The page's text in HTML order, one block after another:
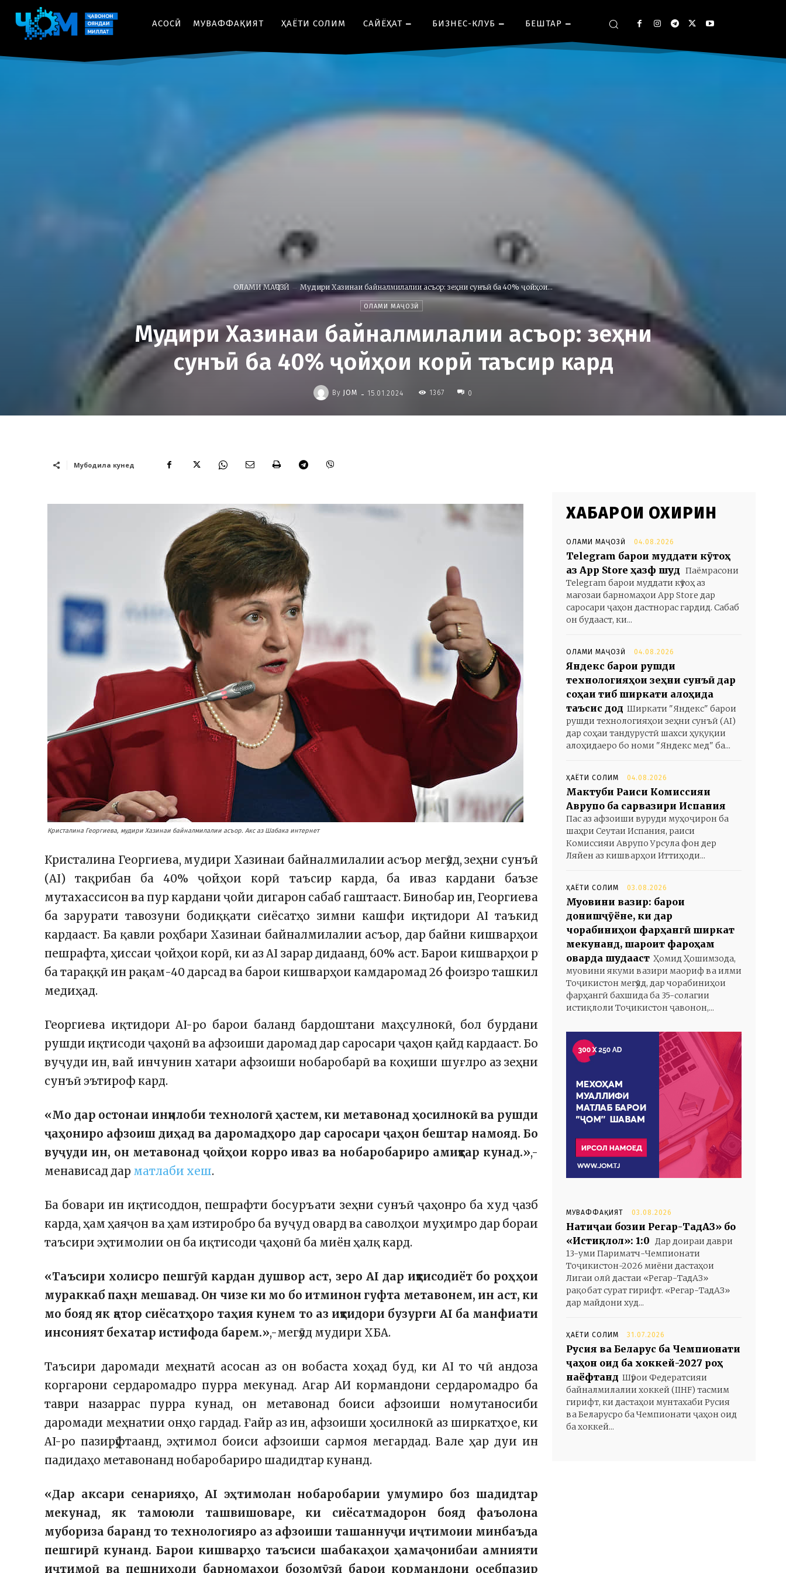
АСОСӢ МУВАФФАҚИЯТ ҲАЁТИ СОЛИМ CАЙЁҲАТ БИЗНЕС-КЛУБ БЕШТАР
ОЛАМИ МАҶОЗӢ Мудири Хазинаи байналмилалии асъор: зеҳни сунъӣ ба 40% ҷойҳои...
ОЛАМИ МАҶОЗӢ
Мудири Хазинаи байналмилалии асъор: зеҳни
сунъӣ ба 40% ҷойҳои корӣ таъсир кард
By JOM - 15.01.2024 1367 0
Мубодила кунед
Кристалина Георгиева, мудири Хазинаи байналмилалии асъор. Акс аз Шабака интернет
Кристалина Георгиева, мудири Хазинаи байналмилалии асъор мегӯяд, зеҳни сунъӣ
(AI) тақрибан ба 40% ҷойҳои корӣ таъсир карда, ба иваз кардани баъзе
мутахассисон ва пур кардани ҷойи дигарон сабаб гаштааст. Бинобар ин, Георгиева
ба зарурати тавозуни бодиққати сиёсатҳо зимни кашфи иқтидори AI таъкид
кардааст. Ба қавли роҳбари Хазинаи байналмилалии асъор, дар байни кишварҳои
пешрафта, ҳиссаи ҷойҳои корӣ, ки аз AI зарар дидаанд, 60% аст. Барои кишварҳои рӯ
ба тараққӣ ин рақам-40 дарсад ва барои кишварҳои камдаромад 26 фоизро ташкил
медиҳад.
Георгиева иқтидори AI-ро барои баланд бардоштани маҳсулнокӣ, бол бурдани
рушди иқтисоди ҷаҳонӣ ва афзоиши даромад дар саросари ҷаҳон қайд кардааст. Бо
вуҷуди ин, вай инчунин хатари афзоиши нобаробарӣ ва коҳиши шуғлро аз зеҳни
сунъӣ эътироф кард.
«Мо дар остонаи инқилоби технологӣ ҳастем, ки метавонад ҳосилнокӣ ва рушди
ҷаҳониро афзоиш диҳад ва даромадҳоро дар саросари ҷаҳон бештар намояд. Бо
вуҷуди ин, он метавонад ҷойҳои корро иваз ва нобаробариро амиқтар кунад.»,-
менависад дар матлаби хеш.
Ба бовари ин иқтисоддон, пешрафти босуръати зеҳни сунъӣ ҷаҳонро ба худ ҷазб
карда, ҳам ҳаяҷон ва ҳам изтиробро ба вуҷуд овард ва саволҳои муҳимро дар бораи
таъсири эҳтимолии он ба иқтисоди ҷаҳонӣ ба миён ҳалқ кард.
«Таъсири холисро пешгӯӣ кардан душвор аст, зеро AI дар иқтисодиёт бо роҳҳои
мураккаб паҳн мешавад. Он чизе ки мо бо итминон гуфта метавонем, ин аст, ки
мо бояд як қатор сиёсатҳоро таҳия кунем то аз иқтидори бузурги AI ба манфиати
инсоният бехатар истифода барем.»,-мегӯяд мудири ХБА.
Таъсири даромади меҳнатӣ асосан аз он вобаста хоҳад буд, ки AI то чӣ андоза
коргарони сердаромадро пурра мекунад. Агар АИ кормандони сердаромадро ба
таври назаррас пурра кунад, он метавонад боиси афзоиши номутаносиби
даромади меҳнатии онҳо гардад. Ғайр аз ин, афзоиши ҳосилнокӣ аз ширкатҳое, ки
AI-ро пазирӯфтаанд, эҳтимол боиси афзоиши сармоя мегардад. Вале ҳар дуи ин
падидаҳо метавонанд нобаробариро шадидтар кунанд.
«Дар аксари сенарияҳо, AI эҳтимолан нобаробарии умумиро боз шадидтар
мекунад, як тамоюли ташвишоваре, ки сиёсатмадорон бояд фаъолона
мубориза баранд то технологияро аз афзоиши ташаннуҷи иҷтимоии минбаъда
пешгирӣ кунанд. Барои кишварҳо таъсиси шабакаҳои ҳамаҷонибаи амнияти
иҷтимоӣ ва пешниҳоди барномаҳои бозомӯзӣ барои кормандони осебпазир
ХАБАРҲОИ ОХИРИН
ОЛАМИ МАҶОЗӢ 04.08.2026
Telegram барои муддати кӯтоҳ
аз App Store ҳазф шуд Паёмрасони
Telegram барои муддати кӯтоҳ аз
мағозаи барномаҳои App Store дар
саросари ҷаҳон дастнорас гардид. Сабаб
он будааст, ки...
ОЛАМИ МАҶОЗӢ 04.08.2026
Яндекс барои рушди
технологияҳои зеҳни сунъӣ дар
соҳаи тиб ширкати алоҳида
таъсис дод Ширкати "Яндекс" барои
рушди технологияҳои зеҳни сунъӣ (AI)
дар соҳаи тандурустӣ шахси ҳуқуқии
алоҳидаеро бо номи "Яндекс мед" ба...
ҲАЁТИ СОЛИМ 04.08.2026
Мактуби Раиси Комиссияи
Аврупо ба сарвазири Испания
Пас аз афзоиши вуруди муҳоҷирон ба
шаҳри Сеутаи Испания, раиси
Комиссияи Аврупо Урсула фон дер
Ляйен аз кишварҳои Иттиҳоди...
ҲАЁТИ СОЛИМ 03.08.2026
Муовини вазир: барои
донишҷӯёне, ки дар
чорабиниҳои фарҳангӣ ширкат
мекунанд, шароит фароҳам
оварда шудааст Ҳомид Ҳошимзода,
муовини якуми вазири маориф ва илми
Тоҷикистон мегӯяд, дар чорабиниҳои
фарҳангӣ бахшида ба 35-солагии
истиқлоли Тоҷикистон ҷавонон,...
МУВАФФАҚИЯТ 03.08.2026
Натиҷаи бозии Регар-ТадАЗ» бо
«Истиқлол»: 1:0 Дар доираи даври
13-уми Париматч-Чемпионати
Тоҷикистон-2026 миёни дастаҳои
Лигаи олӣ дастаи «Регар-ТадАЗ»
рақобат сурат гирифт. «Регар-ТадАЗ»
дар майдони худ...
ҲАЁТИ СОЛИМ 31.07.2026
Русия ва Беларус ба Чемпионати
ҷаҳон оид ба хоккей-2027 роҳ
наёфтанд Шӯрои Федератсияи
байналмилалии хоккей (IIHF) тасмим
гирифт, ки дастаҳои мунтахаби Русия
ва Беларусро ба Чемпионати ҷаҳон оид
ба хоккей...